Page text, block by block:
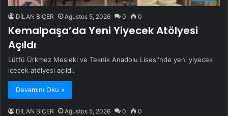
DİLAN BİÇER Ağustos 5, 2026 0 0
Kemalpaşa’da Yeni Yiyecek Atölyesi
Açıldı
Lütfü Ürkmez Mesleki ve Teknik Anadolu Lisesi'nde yeni yiyecek
içecek atölyesi açıldı.
Devamını Oku »
DİLAN BİÇER Ağustos 5, 2026 0 0